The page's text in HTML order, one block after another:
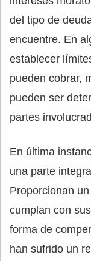
del tipo de
encuentre. En
establecer
pueden cobrar,
pueden ser
partes
En última
una parte
Proporcionan
cumplan con
forma de
han sufrido un